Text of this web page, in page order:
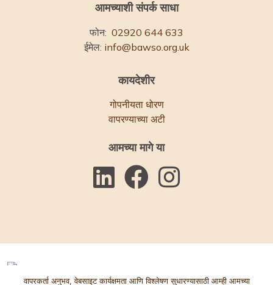
आमच्याशी संपर्क साधा
फोन: 02920 644 633
ईमेल: info@bawso.org.uk
कायदेशीर
गोपनीयता धोरण
वापरण्याच्या अटी
आमच्या मागे या
वापरकर्ता अनुभव, वेबसाइट कार्यक्षमता आणि विश्लेषण सुधारण्यासाठी आम्ही आमच्या